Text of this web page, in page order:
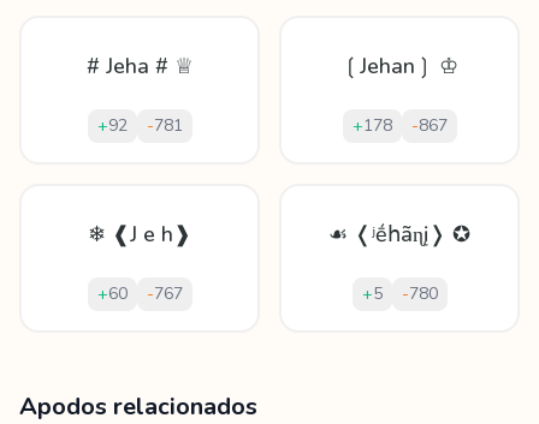
# Jeha # ♕
+92 -781
❲Jehan❳ ♔
+178 -867
❄ ❰J e h❱
+60 -767
☙ ❬ʲḗհãɳį❭ ✪
+5 -780
Apodos relacionados